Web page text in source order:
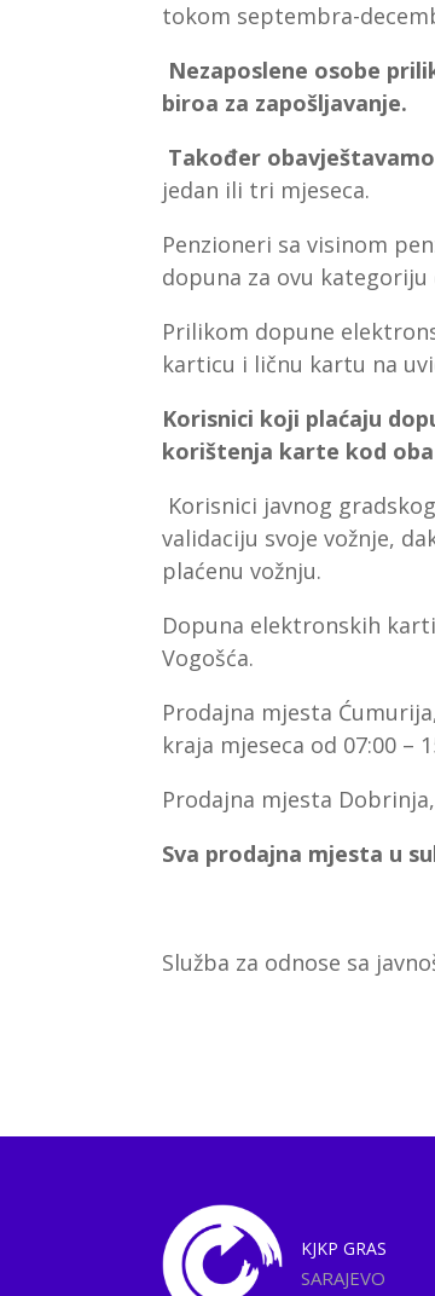
tokom septembra-
Nezaposlene osobe
biroa za zapošljavanje.
Također
jedan ili tri mjeseca.
Penzioneri sa visinom
dopuna za ovu kategoriju
Prilikom dopune
karticu i ličnu kartu na
Korisnici koji plaćaju
korištenja karte kod
Korisnici javnog
validaciju svoje vožnje,
plaćenu vožnju.
Dopuna elektronskih
Vogošća.
Prodajna mjesta
kraja mjeseca od 07:00 –
Prodajna mjesta
Sva prodajna mjesta u
Služba za odnose sa
KJKP GRAS
SARAJEVO